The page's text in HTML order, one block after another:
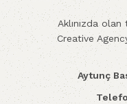
Aklınızda
Creative
Aytunç